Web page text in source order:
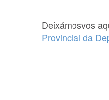
Deixámosvos
Provincial da